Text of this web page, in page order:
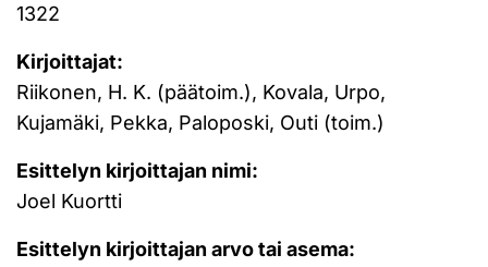
1322
Kirjoittajat:
Riikonen, H. K. (päätoim.), Kovala, Urpo,
Kujamäki, Pekka, Paloposki, Outi (toim.)
Esittelyn kirjoittajan nimi:
Joel Kuortti
Esittelyn kirjoittajan arvo tai asema: